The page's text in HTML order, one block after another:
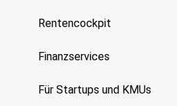
Rentencockpit
Finanzservices
Für Startups und KMUs